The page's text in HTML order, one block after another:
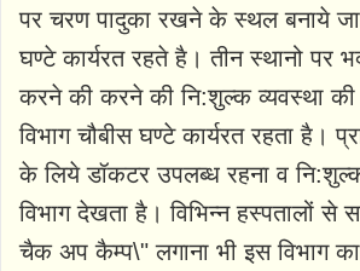
पर चरण पादुका रखने के स्थल बनाये
घण्टे कार्यरत रहते है। तीन स्थानो पर
करने की करने की नि:शुल्क व्यवस्था की
विभाग चौबीस घण्टे कार्यरत रहता है।
के लिये डॉकटर उपलब्ध रहना व
विभाग देखता है। विभिन्न हस्पतालों से
चैक अप कैम्प\" लगाना भी इस विभाग का